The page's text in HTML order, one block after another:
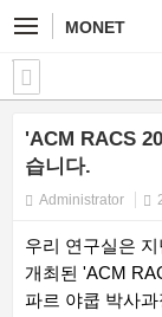
MONET
'ACM RACS
습니다.
Administrator
우리 연구실은
개최된 'ACM
파르 야쿱 박사